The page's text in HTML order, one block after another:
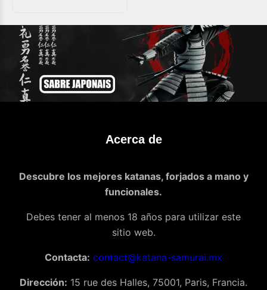
Acerca de
Descubre los mejores katanas, forjados a mano y
funcionales.
Debes tener al menos 18 años para utilizar este
sitio web.
Contacta: contact@katana-samurai.mx
Dirección: 15 rue des Halles, 75001, Paris, Francia.